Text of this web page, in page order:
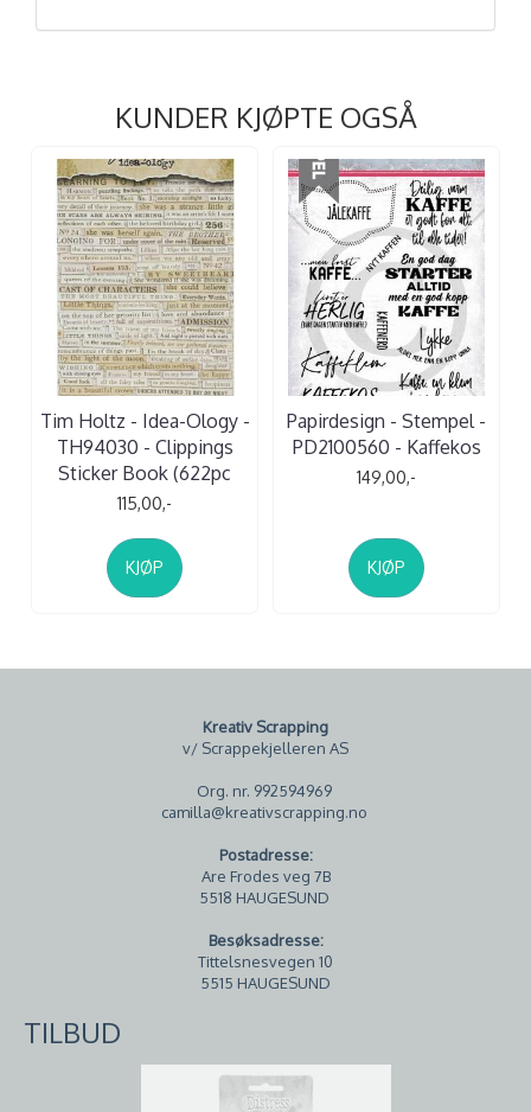
KUNDER KJØPTE OGSÅ
Tim Holtz - Idea-Ology -
TH94030 - Clippings
Sticker Book (622pc
115,00,-
KJØP
Papirdesign - Stempel -
PD2100560 - Kaffekos
149,00,-
KJØP
Kreativ Scrapping
v/ Scrappekjelleren AS
Org. nr. 992594969
camilla@kreativscrapping.no
Postadresse:
Are Frodes veg 7B
5518 HAUGESUND
Besøksadresse:
Tittelsnesvegen 10
5515 HAUGESUND
TILBUD